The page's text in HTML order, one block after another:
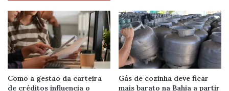
Como a gestão da carteira
de créditos influencia o
Gás de cozinha deve ficar
mais barato na Bahia a partir